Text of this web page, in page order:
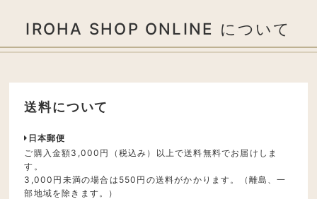
IROHA SHOP ONLINE について
送料について
日本郵便
ご購入金額3,000円（税込み）以上で送料無料でお届けしま
す。
3,000円未満の場合は550円の送料がかかります。（離島、一
部地域を除きます。）